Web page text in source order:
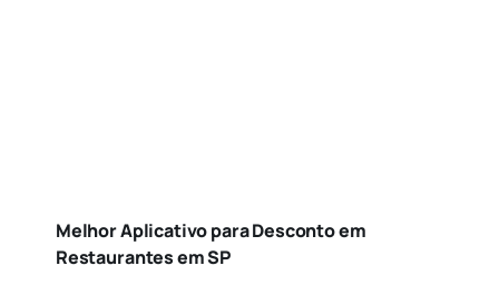
Melhor Aplicativo para Desconto em
Restaurantes em SP